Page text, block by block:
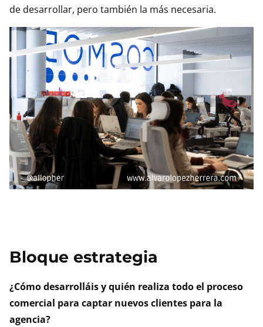
de desarrollar, pero también la más necesaria.
Bloque estrategia
¿Cómo desarrolláis y quién realiza todo el proceso
comercial para captar nuevos clientes para la
agencia?